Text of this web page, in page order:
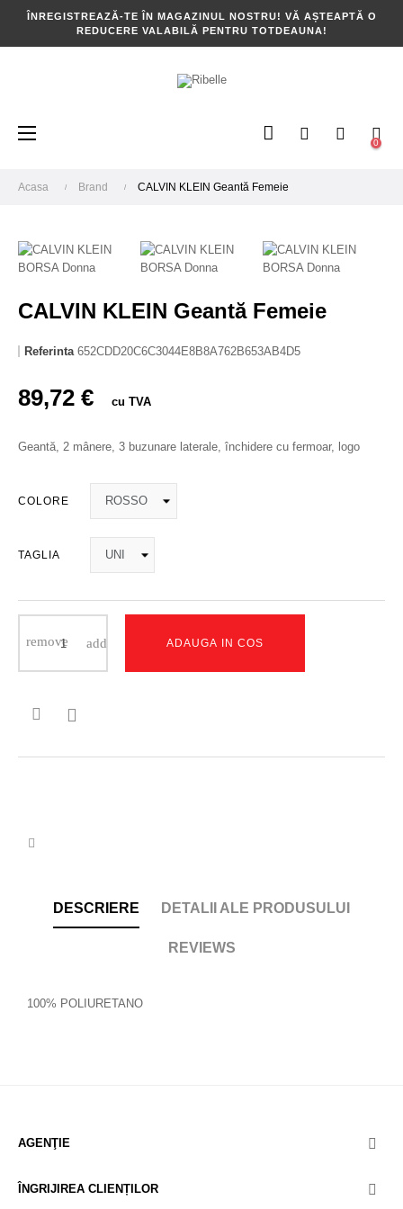
ÎNREGISTREAZĂ-TE ÎN MAGAZINUL NOSTRU! VĂ AȘTEAPTĂ O
REDUCERE VALABILĂ PENTRU TOTDEAUNA!
Toggle
☰ 0
Acasa Brand CALVIN KLEIN Geantă Femeie
CALVIN KLEIN Geantă Femeie
Referinta 652CDD20C6C3044E8B8A762B653AB4D5
89,72 € cu TVA
Geantă, 2 mânere, 3 buzunare laterale, închidere cu fermoar, logo
COLORE
TAGLIA
ADAUGA IN COS

DESCRIERE DETALII ALE PRODUSULUI
REVIEWS
100% POLIURETANO
AGENŢIE 
ÎNGRIJIREA CLIENȚILOR 